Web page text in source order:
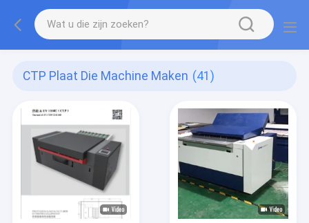
CTP Plaat Die Machine Maken (41)